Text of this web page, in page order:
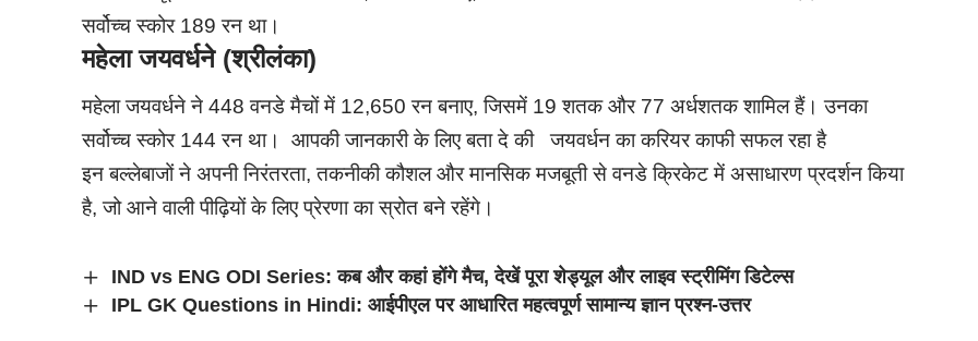
सर्वोच्च स्कोर 189 रन था।
महेला जयवर्धने (श्रीलंका)
महेला जयवर्धने ने 448 वनडे मैचों में 12,650 रन बनाए, जिसमें 19 शतक और 77 अर्धशतक शामिल हैं। उनका
सर्वोच्च स्कोर 144 रन था। आपकी जानकारी के लिए बता दे की जयवर्धन का करियर काफी सफल रहा है
इन बल्लेबाजों ने अपनी निरंतरता, तकनीकी कौशल और मानसिक मजबूती से वनडे क्रिकेट में असाधारण प्रदर्शन किया
है, जो आने वाली पीढ़ियों के लिए प्रेरणा का स्रोत बने रहेंगे।
IND vs ENG ODI Series: कब और कहां होंगे मैच, देखें पूरा शेड्यूल और लाइव स्ट्रीमिंग डिटेल्स
IPL GK Questions in Hindi: आईपीएल पर आधारित महत्वपूर्ण सामान्य ज्ञान प्रश्न-उत्तर